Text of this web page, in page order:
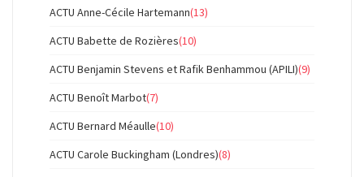
ACTU Anne-Cécile Hartemann(13)
ACTU Babette de Rozières(10)
ACTU Benjamin Stevens et Rafik Benhammou (APILI)(9)
ACTU Benoît Marbot(7)
ACTU Bernard Méaulle(10)
ACTU Carole Buckingham (Londres)(8)